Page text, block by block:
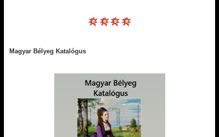
Magyar Bélyeg Katalógus